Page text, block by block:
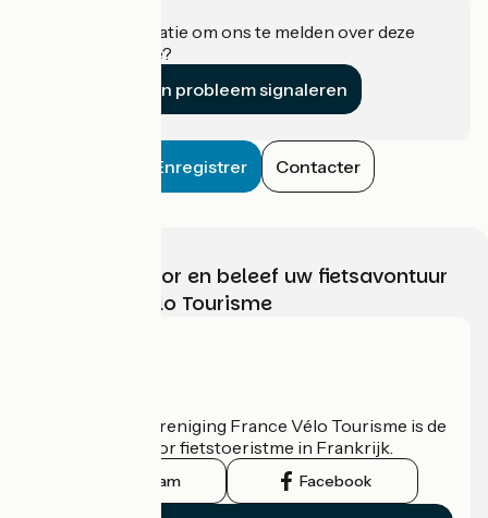
Heeft u informatie om ons te melden over deze
accommodatie?
Een probleem signaleren
Enregistrer Contacter
Kies, bereid voor en beleef uw fietsavontuur
met France Vélo Tourisme
De nationale vereniging France Vélo Tourisme is de
officiële gids voor fietstoeristme in Frankrijk.
Instagram Facebook